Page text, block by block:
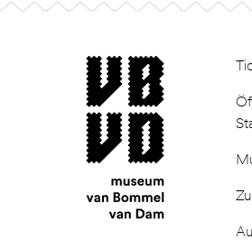
museum van Bommel van Dam